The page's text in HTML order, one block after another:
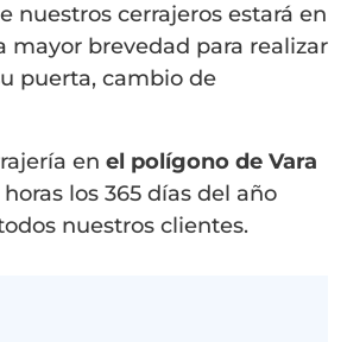
nuestros cerrajeros estará en
mayor brevedad para realizar
puerta, cambio de
en el polígono de Vara
horas los 365 días del año
nuestros clientes.